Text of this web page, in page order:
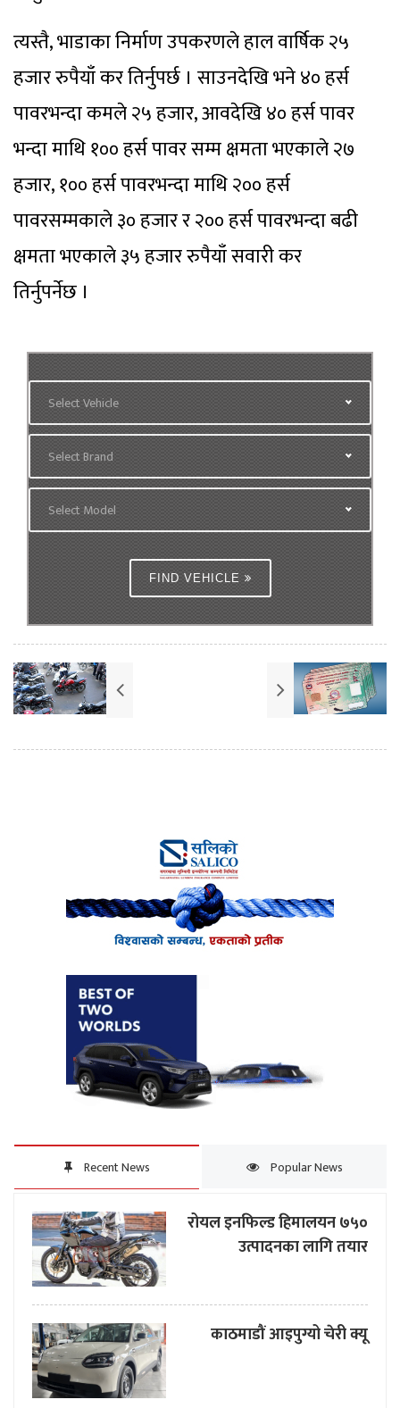
त्यस्तै, भाडाका निर्माण उपकरणले हाल वार्षिक २५
हजार रुपैयाँ कर तिर्नुपर्छ । साउनदेखि भने ४० हर्स
पावरभन्दा कमले २५ हजार, आवदेखि ४० हर्स पावर
भन्दा माथि १०० हर्स पावर सम्म क्षमता भएकाले २७
हजार, १०० हर्स पावरभन्दा माथि २०० हर्स
पावरसम्मकाले ३० हजार र २०० हर्स पावरभन्दा बढी
क्षमता भएकाले ३५ हजार रुपैयाँ सवारी कर
तिर्नुपर्नेछ ।
Select Vehicle
Select Brand
Select Model
FIND VEHICLE
Recent News Popular News
रोयल इनफिल्ड हिमालयन ७५०
उत्पादनका लागि तयार
काठमाडौं आइपुग्यो चेरी क्यू